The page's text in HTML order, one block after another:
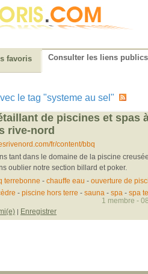
favoris Consulter les liens publics
le tag "systeme au sel"
de piscines et spas
rive-nord
fr/content/bbq
tant dans le domaine de la piscine
oublier notre section billard et poker.
terrebonne - chauffe eau - ouverture de
- piscine hors terre - sauna - spa - spa
| Enregistrer
1 membre -